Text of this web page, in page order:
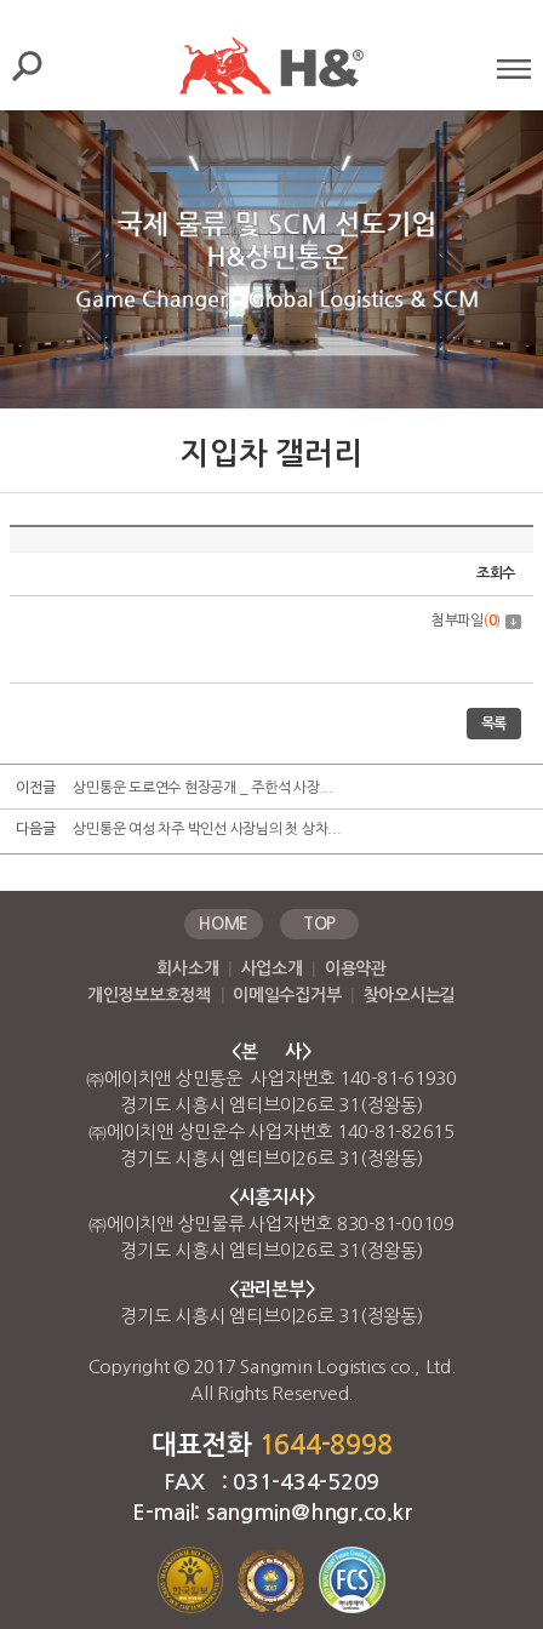
지입차 갤러리
조회수
첨부파일(0)
목록
이전글 상민통운 도로연수 현장공개 _ 주한석 사장...
다음글 상민통운 여성 차주 박인선 사장님의 첫 상차...
HOME TOP
회사소개 사업소개
이용약관
개인정보보호정책
이메일수집거부 찾아오시는길
<본 사>
㈜에이치앤 상민통운 사업자번호 140-81-61930
경기도 시흥시 엠티브이26로 31(정왕동)
㈜에이치앤 상민운수 사업자번호 140-81-82615
경기도 시흥시 엠티브이26로 31(정왕동)
<시흥지사>
㈜에이치앤 상민물류 사업자번호 830-81-00109
경기도 시흥시 엠티브이26로 31(정왕동)
<관리본부>
경기도 시흥시 엠티브이26로 31(정왕동)
Copyright © 2017 Sangmin Logistics co., Ltd.
All Rights Reserved.
대표전화 1644-8998
FAX : 031-434-5209
E-mail: sangmin@hngr.co.kr